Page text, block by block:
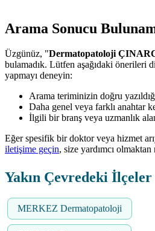
Arama Sonucu
Üzgünüz, "Dermatopatoloji
bulamadık. Lütfen aşağıdaki önerileri
yapmayı deneyin:
Arama teriminizin doğru
Daha genel veya farklı anahtar
İlgili bir branş veya uzmanlık
Eğer spesifik bir doktor veya hizmet
iletişime geçin, size yardımcı
Yakın Çevredeki İlçeler
MERKEZ Dermatopatoloji